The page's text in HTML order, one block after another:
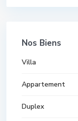
Nos Biens
Villa
Appartement
Duplex